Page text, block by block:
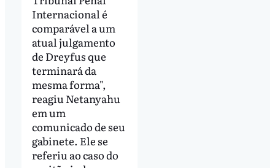
Internacional é
comparável a um
atual julgamento
de Dreyfus que
terminará da
mesma forma",
reagiu Netanyahu
em um
comunicado de seu
gabinete. Ele se
referiu ao caso do